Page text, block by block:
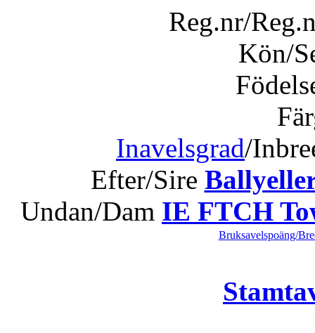
Reg.nr/
Kön/
Inavelsgrad/
Efter/Sire
Undan/Dam IE FTCH
Bruksavelspoäng/